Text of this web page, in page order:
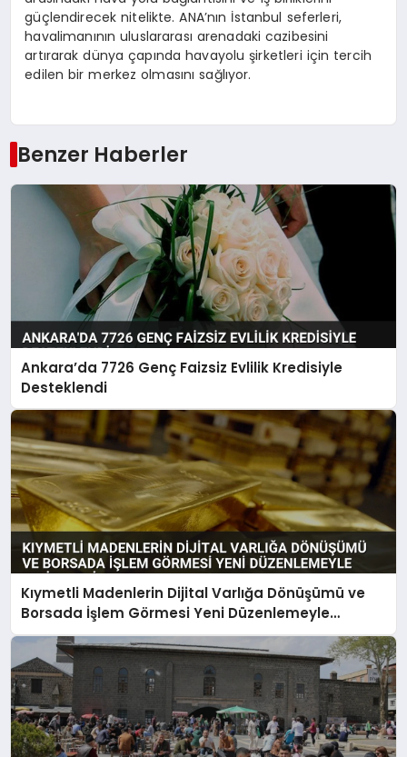
güçlendirecek nitelikte. ANA’nın İstanbul seferleri,
havalimanının uluslararası arenadaki cazibesini
artırarak dünya çapında havayolu şirketleri için tercih
edilen bir merkez olmasını sağlıyor.
Benzer Haberler
Ankara’da 7726 Genç Faizsiz Evlilik Kredisiyle
Desteklendi
Kıymetli Madenlerin Dijital Varlığa Dönüşümü ve
Borsada İşlem Görmesi Yeni Düzenlemeyle
Belirlendi